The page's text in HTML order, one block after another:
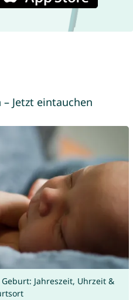
Jetzt eintauchen
Jahreszeit, Uhrzeit &